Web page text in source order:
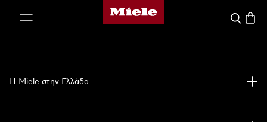
Αρχική σελίδα της Miele
Η Miele στην Ελλάδα